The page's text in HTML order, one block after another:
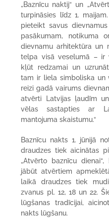
„Baznīcu naktij“ un
turpināsies līdz 1.
pieteikt savus
pasākumam, notikuma
dievnamu arhitektūra un
telpa visā veselumā – ir
kļūt redzamai un
tam ir liela simboliska un
reizi gadā vairums
atvērti Latvijas ļaudīm
vēlas sastapties ar
mantojuma skaistumu.“
Baznīcu nakts 1. jūnijā
draudzes tiek aicinātas
„Atvērto baznīcu
jābūt atvērtiem
laikā draudzes tiek
zvanus pl. 12, 18 un 22.
lūgšanas tradīcijai,
nakts lūgšanu.